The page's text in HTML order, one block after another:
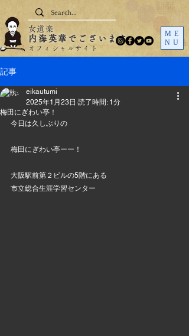
ME
NU
女道楽
内海英華でございます
オフィシャルサイト
記事
梅田にぎわい亭！
eikautumi
2025年1月23日 読了時間: 1分
今日は久しぶりの
梅田にぎわい亭ーー！
大阪駅前第２ビルの5階にある
市立総合生涯学習センター